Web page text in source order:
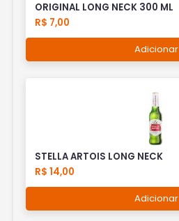
ORIGINAL LONG NECK 300 ML
R$ 7,00
Adicionar
STELLA ARTOIS LONG NECK
R$ 14,00
Adicionar